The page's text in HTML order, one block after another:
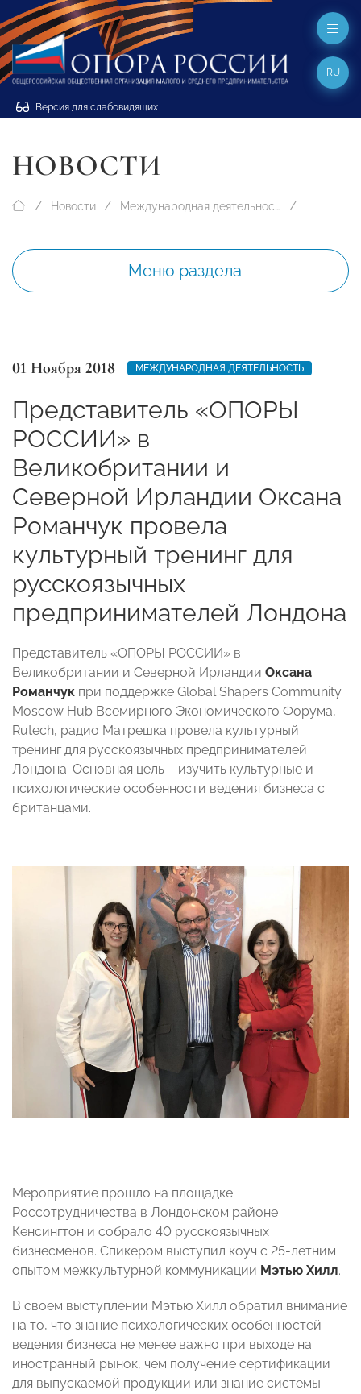
Версия для слабовидящих
RU
НОВОСТИ
Новости Международная деятельность
Меню раздела
01 Ноября 2018 МЕЖДУНАРОДНАЯ ДЕЯТЕЛЬНОСТЬ
Представитель «ОПОРЫ
РОССИИ» в
Великобритании и
Северной Ирландии Оксана
Романчук провела
культурный тренинг для
русскоязычных
предпринимателей Лондона
Представитель «ОПОРЫ РОССИИ» в
Великобритании и Северной Ирландии Оксана
Романчук при поддержке Global Shapers Community
Moscow Hub Всемирного Экономического Форума,
Rutech, радио Матрешка провела культурный
тренинг для русскоязычных предпринимателей
Лондона. Основная цель – изучить культурные и
психологические особенности ведения бизнеса с
британцами.
Мероприятие прошло на площадке
Россотрудничества в Лондонском районе
Кенсингтон и собрало 40 русскоязычных
бизнесменов. Спикером выступил коуч с 25-летним
опытом межкультурной коммуникации Мэтью Хилл.
В своем выступлении Мэтью Хилл обратил внимание
на то, что знание психологических особенностей
ведения бизнеса не менее важно при выходе на
иностранный рынок, чем получение сертификации
для выпускаемой продукции или знание системы